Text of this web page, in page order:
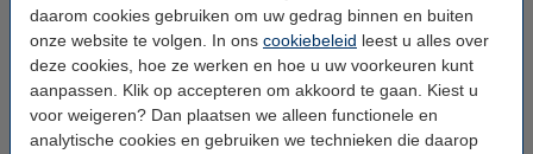
daarom cookies gebruiken om uw gedrag binnen en buiten
onze website te volgen. In ons cookiebeleid leest u alles over
deze cookies, hoe ze werken en hoe u uw voorkeuren kunt
aanpassen. Klik op accepteren om akkoord te gaan. Kiest u
voor weigeren? Dan plaatsen we alleen functionele en
analytische cookies en gebruiken we technieken die daarop
3D print nabewerking set
€ 9,50
3DLAC hechtspray (400 ml)